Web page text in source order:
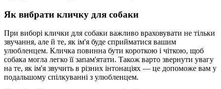
Як вибрати кличку для собаки
При виборі клички для собаки важливо враховувати не тільки
звучання, але й те, як ім'я буде сприйматися вашим
улюбленцем. Кличка повинна бути короткою і чіткою, щоб
собака могла легко її запам'ятати. Також варто звернути увагу
на те, як ім'я звучить в різних інтонаціях — це допоможе вам у
подальшому спілкуванні з улюбленцем.